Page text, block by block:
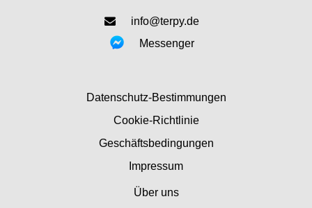
info@terpy.de
Messenger
Datenschutz-Bestimmungen
Cookie-Richtlinie
Geschäftsbedingungen
Impressum
Über uns